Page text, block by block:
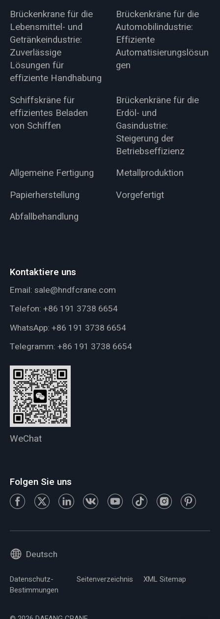
Brückenkrane für die
Lebensmittel- und
Getränkeindustrie:
Zuverlässige
Lösungen für
effiziente Handhabung
Brückenkräne für die
Automobilindustrie:
Effiziente
Automatisierungslösun
gen
Schiffskräne für
effizientes Beladen
von Schiffen
Brückenkräne für die
Erdöl- und
Gasindustrie:
Steigerung der
Betriebseffizienz
Allgemeine Fertigung
Metallproduktion
Papierherstellung
Vorgefertigt
Abfallbehandlung
Kontaktiere uns
Email: sale@hndfcrane.com
Telefon: +86 191 3738 6654
WhatsApp: +86 191 3738 6654
Telegramm: +86 191 3738 6654
WeChat
Folgen Sie uns
Deutsch
Datenschutz-
Bestimmungen
Seitenverzeichnis XML Sitemap